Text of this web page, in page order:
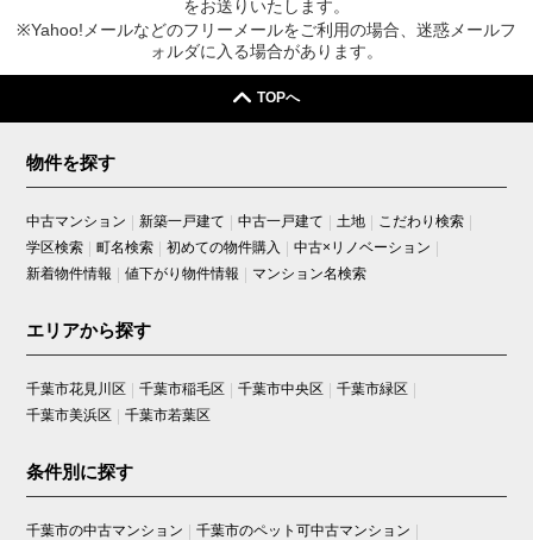
をお送りいたします。
※Yahoo!メールなどのフリーメールをご利用の場合、迷惑メールフ
ォルダに入る場合があります。
TOPへ
物件を探す
中古マンション 新築一戸建て 中古一戸建て 土地
こだわり検索
学区検索
町名検索 初めての物件購入
中古×リノベーション
新着物件情報
値下がり物件情報 マンション名検索
エリアから探す
千葉市花見川区 千葉市稲毛区 千葉市中央区
千葉市緑区
千葉市美浜区
千葉市若葉区
条件別に探す
千葉市の中古マンション
千葉市のペット可中古マンション